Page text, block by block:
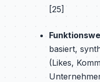
[25]
basiert,
(Likes,